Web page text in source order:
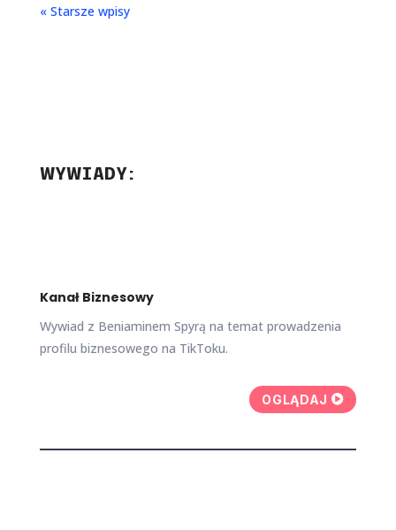
« Starsze wpisy
WYWIADY:
Kanał Biznesowy
Wywiad z Beniaminem Spyrą na temat prowadzenia
profilu biznesowego na TikToku.
OGLĄDAJ